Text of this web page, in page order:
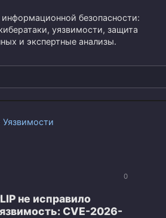
безопасности:
уязвимости, защита
и экспертные анализы.
Уязвимости
0
не исправило
CVE-2026-